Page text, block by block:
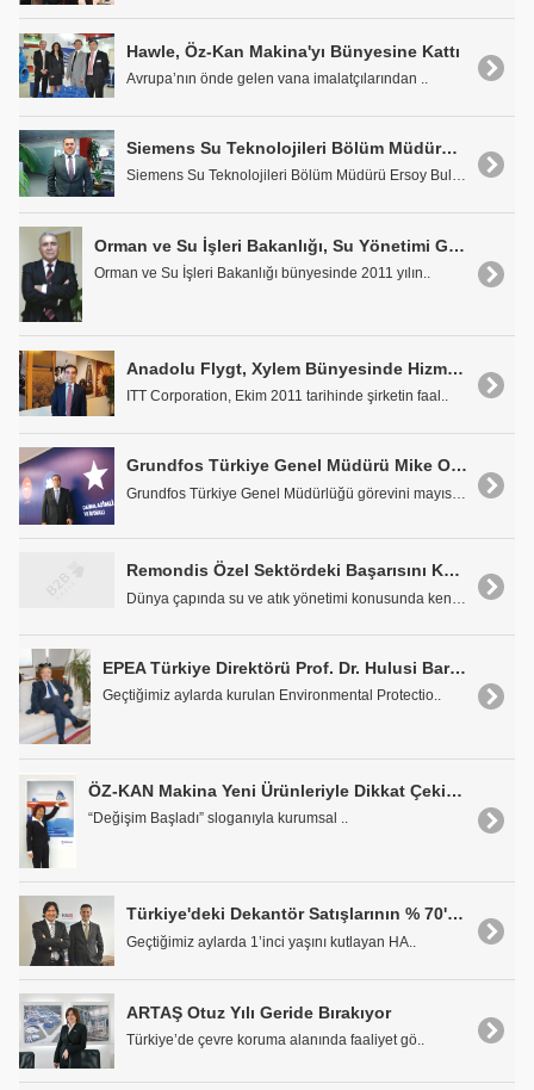
Hawle, Öz-Kan Makina'yı Bünyesine Kattı
Avrupa’nın önde gelen vana imalatçılarından ..
Siemens Su Teknolojileri Bölüm Müdürü Ersoy Bulutlar: 'İhtiyaca Uygun Çözümler Sunuyoruz!..'
Siemens Su Teknolojileri Bölüm Müdürü Ersoy Bulutl..
Orman ve Su İşleri Bakanlığı, Su Yönetimi Genel Müdürü Prof. Dr. Cumali Kınacı: 'Su, Artık En Verimli Şekilde Yönetilecek ve Kullanılacak!..'
Orman ve Su İşleri Bakanlığı bünyesinde 2011 yılın..
Anadolu Flygt, Xylem Bünyesinde Hizmet Vermeye Başladı
ITT Corporation, Ekim 2011 tarihinde şirketin faal..
Grundfos Türkiye Genel Müdürü Mike Otten: 'Ses Getirecek Ürünleri 2012'de Piyasaya Sunacağız'
Remondis Özel Sektördeki Başarısını Kamuda da Göstermeyi Hedefliyor
EPEA Türkiye Direktörü Prof. Dr. Hulusi Barlas: 'Atık kavramı, 'Beşikten Beşiğe' Konsepti ile Değişiyor'
Geçtiğimiz aylarda kurulan Environmental Protectio..
ÖZ-KAN Makina Yeni Ürünleriyle Dikkat Çekiyor
“Değişim Başladı” sloganıyla kurumsal ..
Türkiye'deki Dekantör Satışlarının % 70'ini HAUS Gerçekleştiriyor
Geçtiğimiz aylarda 1’inci yaşını kutlayan HA..
ARTAŞ Otuz Yılı Geride Bırakıyor
Türkiye’de çevre koruma alanında faaliyet gö..